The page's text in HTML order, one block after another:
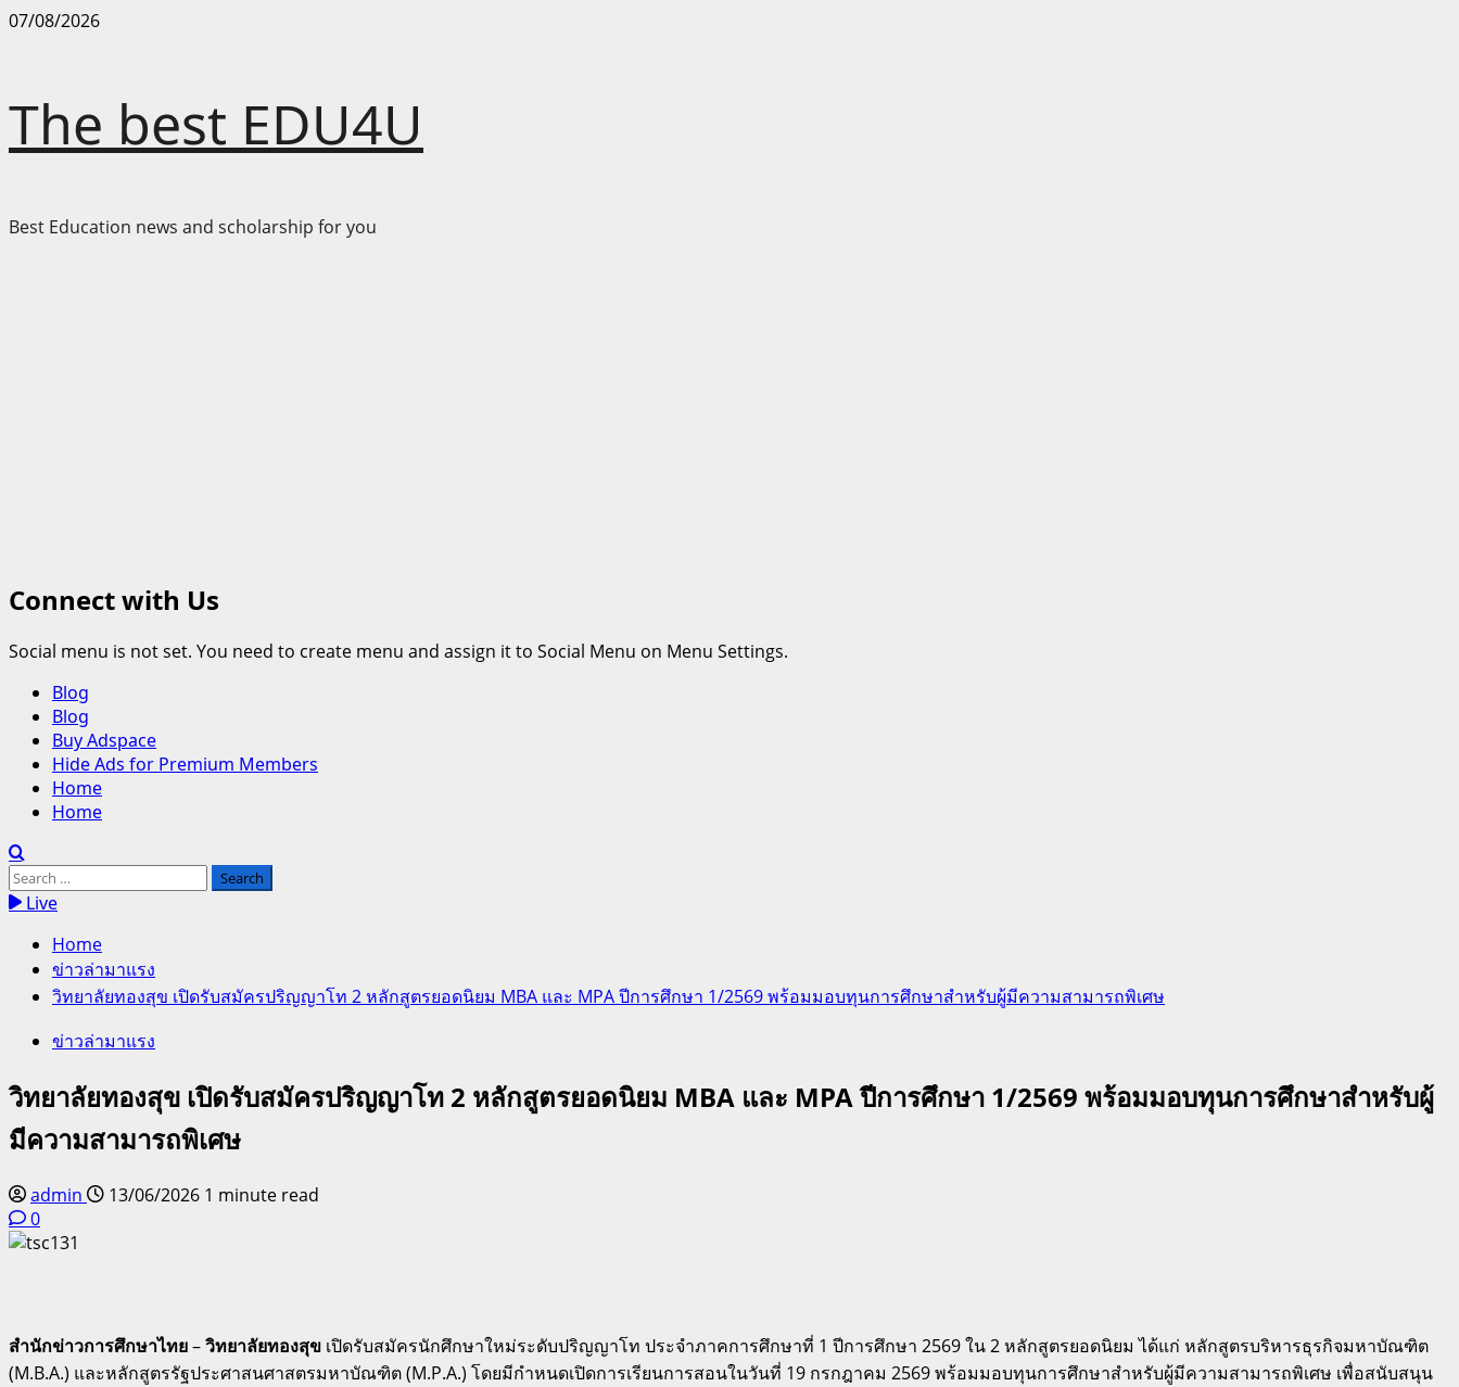
Skip
07/08/2026
The best EDU4U
Best Education news and scholarship for you
Connect with Us
Social menu is not set. You need to create menu and assign it to Social Menu on Menu Settings.
Primary
Menu
Blog
Blog
Buy Adspace
Hide Ads for Premium Members
Home
Home
Search
for:Live
Home
ข่าวล่ามาแรง
วิทยาลัยทองสุข เปิดรับสมัครปริญญาโท 2 หลักสูตรยอดนิยม MBA และ MPA ปีการศึกษา 1/2569 พร้อมมอบทุนการศึกษาสำหรับผู้มีความสามารถพิเศษ
ข่าวล่ามาแรง
วิทยาลัยทองสุข เปิดรับสมัครปริญญาโท 2 หลักสูตรยอดนิยม MBA และ MPA ปีการศึกษา 1/2569 พร้อมมอบทุนการศึกษาสำหรับผู้
มีความสามารถพิเศษ
admin 13/06/2026 1 minute read
0
สำนักข่าวการศึกษาไทย–วิทยาลัยทองสุข เปิดรับสมัครนักศึกษาใหม่ระดับปริญญาโท ประจำภาคการศึกษาที่ 1 ปีการศึกษา 2569 ใน 2 หลักสูตรยอดนิยม ได้แก่ หลักสูตรบริหารธุรกิจมหาบัณฑิต
(M.B.A.) และหลักสูตรรัฐประศาสนศาสตรมหาบัณฑิต (M.P.A.) โดยมีกำหนดเปิดการเรียนการสอนในวันที่ 19 กรกฎาคม 2569 พร้อมมอบทุนการศึกษาสำหรับผู้มีความสามารถพิเศษ เพื่อสนับสนุน